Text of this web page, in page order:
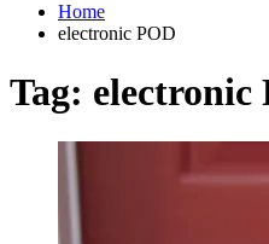
Home
electronic POD
Tag: electronic